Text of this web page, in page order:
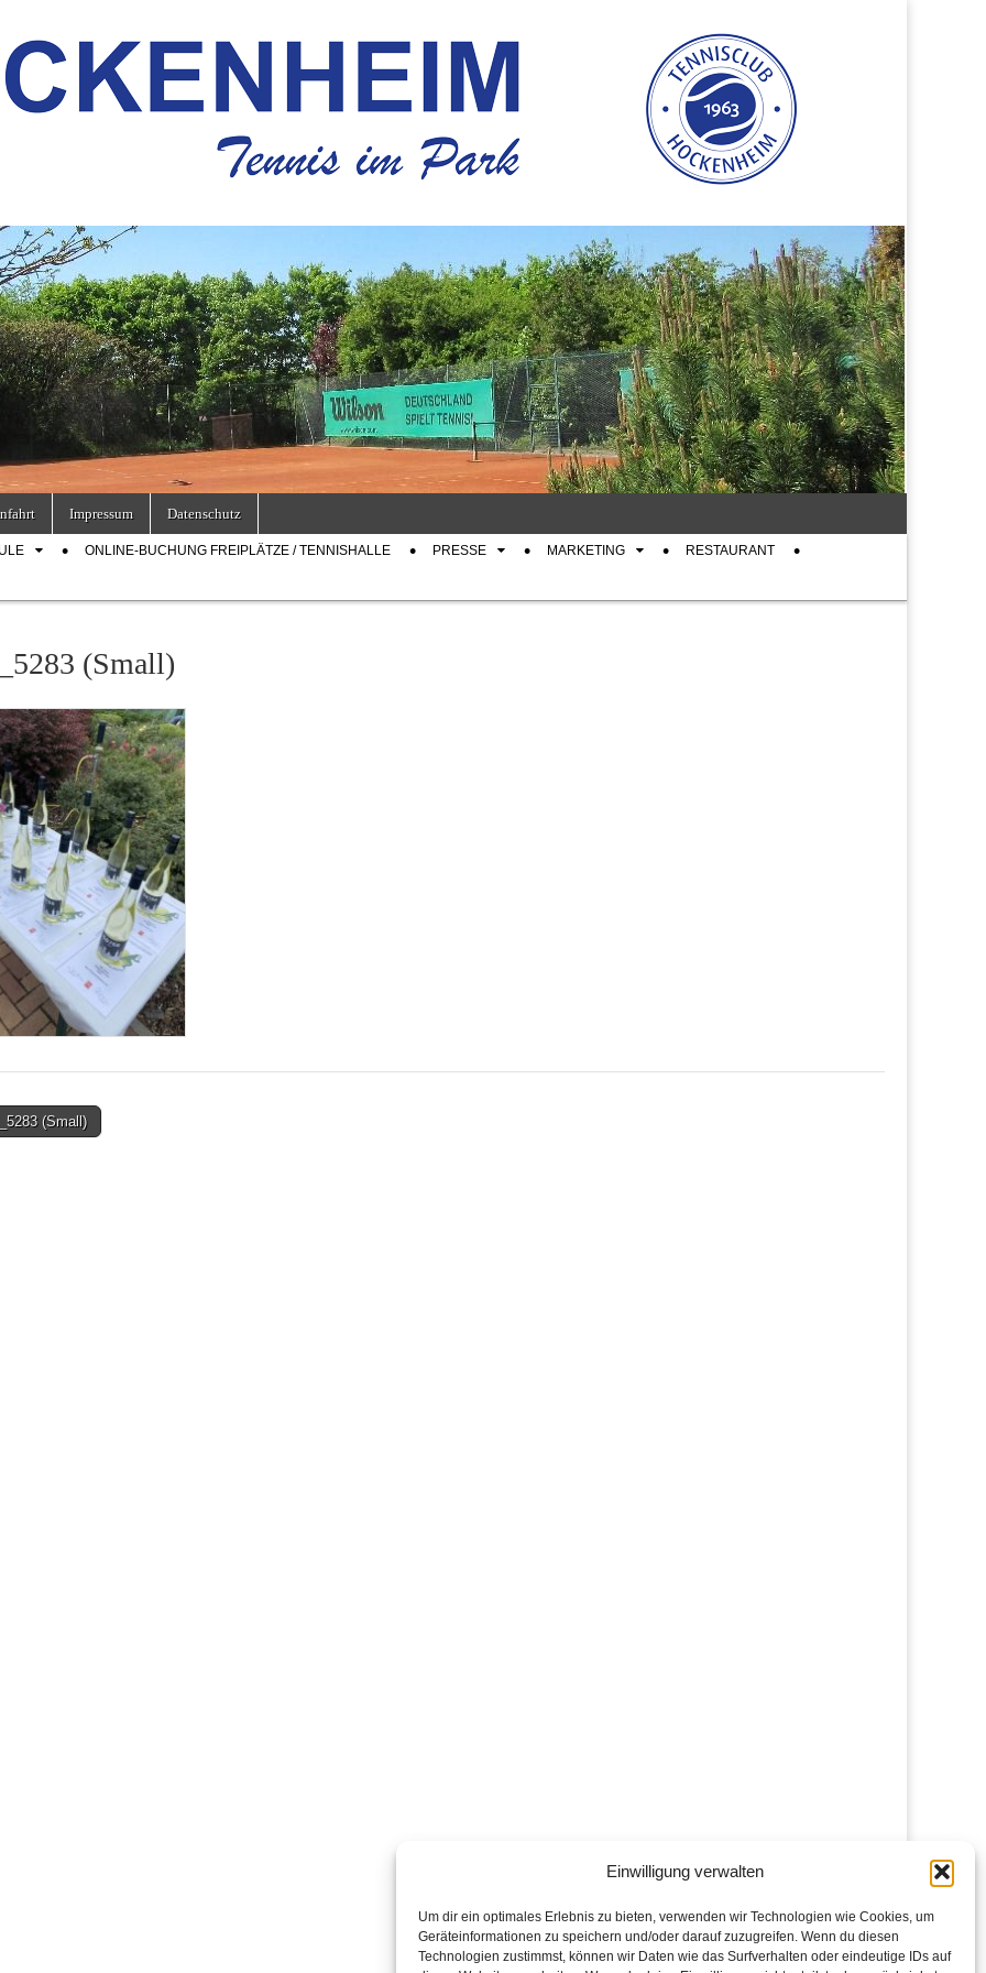
Einwilligung verwalten
Um dir ein optimales Erlebnis zu bieten, verwenden wir Technologien wie Cookies, um
Geräteinformationen zu speichern und/oder darauf zuzugreifen. Wenn du diesen
Technologien zustimmst, können wir Daten wie das Surfverhalten oder eindeutige IDs auf
Impressum Datenschutz
ONLINE-BUCHUNG FREIPLÄTZE / TENNISHALLE PRESSE MARKETING RESTAURANT
(Small)
(Small)